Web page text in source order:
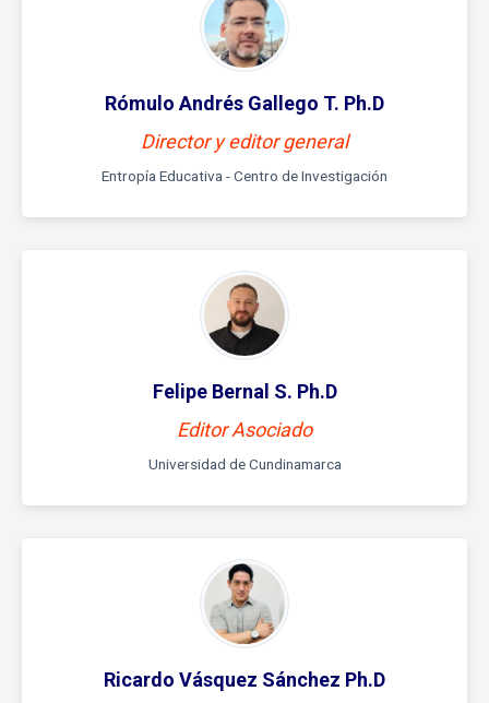
Rómulo Andrés Gallego T. Ph.D
Director y editor general
Entropía Educativa - Centro de Investigación
Felipe Bernal S. Ph.D
Editor Asociado
Universidad de Cundinamarca
Ricardo Vásquez Sánchez Ph.D